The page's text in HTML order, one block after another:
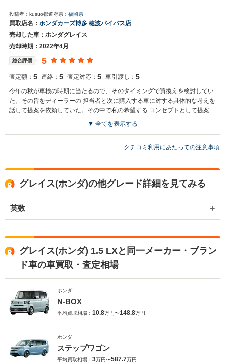
投稿者：kusuo都道府県： 福岡県
買取店名： ホンダカーズ博多 穂波バイパス店
売却した車：ホンダグレイス
売却時期：2022年4月
総合評価 5
査定額： 5 連絡： 5 査定対応： 5 車引渡し： 5
今年の秋が車検の時期に当たるので、そのタイミングで買換えを検討してい
た。その旨をディーラーの 担当者と次に購入する車に対する具体的な考えを
話して提案を依頼していた。その中で私の希望する コンセプトとして提案が
あり、リースでの契約と具体的な要望を満たす提案があったので、時期とし
ては 早かったがリースとして契約することとした。
▼ 全てを表示する
クチコミ利用にあたっての注意事項
グレイス(ホンダ)の他グレード詳細を見てみる
英数
グレイス(ホンダ) 1.5 LXと同一メーカー・ブラン
ド車の車買取・査定相場
ホンダ
N-BOX
平均買取相場： 10.8万円〜148.8万円
ホンダ
ステップワゴン
平均買取相場： 3万円〜587.7万円